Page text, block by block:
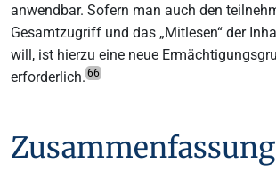
anwendbar. Sofern man auch den
Gesamtzugriff und das „Mitlesen“ der
will, ist hierzu eine neue
erforderlich. 66
Zusammenfassung